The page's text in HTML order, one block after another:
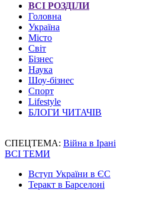
ВСІ РОЗДІЛИ
Головна
Україна
Місто
Світ
Бізнес
Наука
Шоу-бізнес
Спорт
Lifestyle
БЛОГИ ЧИТАЧІВ
СПЕЦТЕМА: Війна в Ірані
ВСІ ТЕМИ
Вступ України в ЄС
Теракт в Барселоні